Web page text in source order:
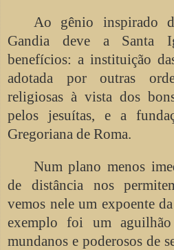
Ao gênio inspirado
Gandia deve a Santa
benefícios: a instituição
adotada por outras
religiosas à vista dos
pelos jesuítas, e a
Gregoriana de Roma.
Num plano menos
de distância nos
vemos nele um expoente
exemplo foi um
mundanos e poderosos de